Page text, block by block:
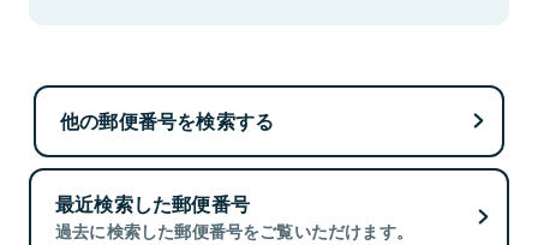
他の郵便番号を検索する
最近検索した郵便番号
過去に検索した郵便番号をご覧いただけます。